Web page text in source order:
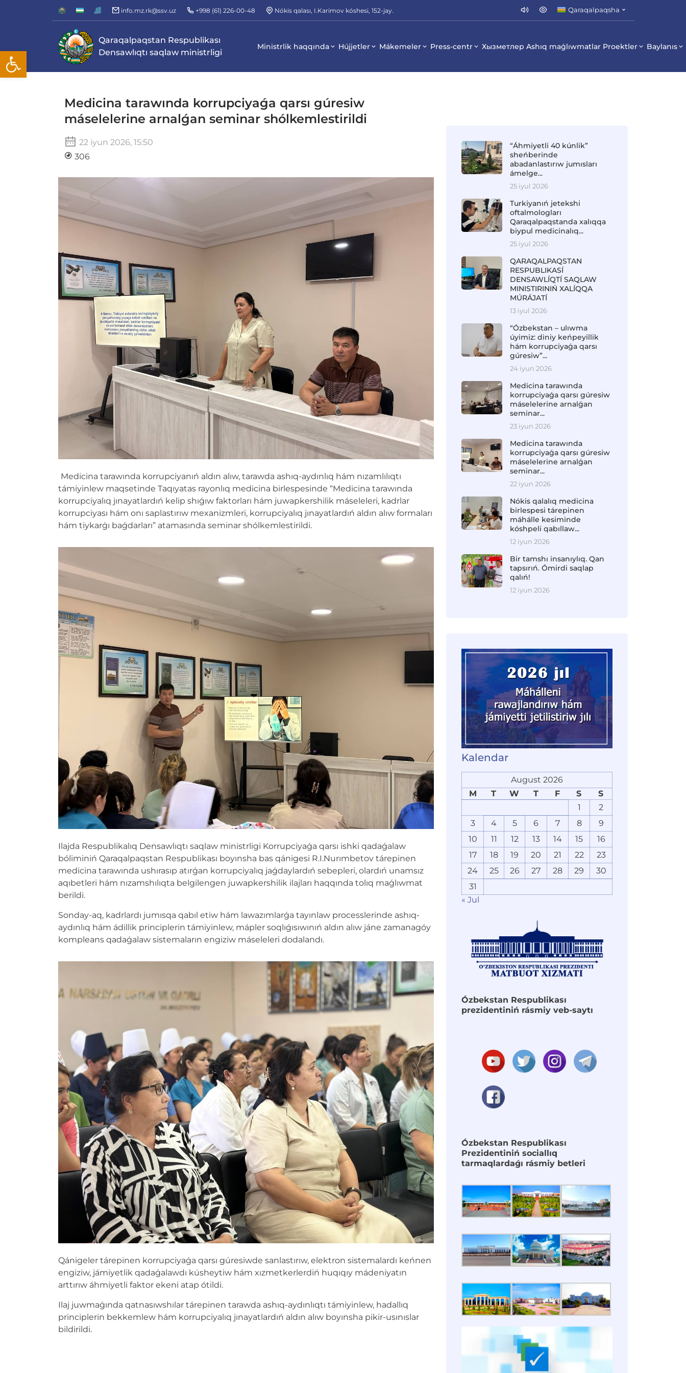
Open toolbar
info.mz.rk@ssv.uz +998 (61) 226-00-48 Nókis qalası, I.Karimov kóshesi, 152-jay. Qaraqalpaqsha
Qaraqalpaqstan Respublikası
Densawlıqtı saqlaw ministrligi
Ministrlik haqqında Hújjetler Mákemeler Press-centr Хызметлер Ashıq maǵlıwmatlar Proektler Baylanıs
Medicina tarawında korrupciyaǵa qarsı gúresiw
máselelerine arnalǵan seminar shólkemlestirildi
22 iyun 2026, 15:50
306
Medicina tarawında korrupciyanıń aldın alıw, tarawda ashıq-aydınlıq hám nızamlılıqtı
támiyinlew maqsetinde Taqıyatas rayonlıq medicina birlespesinde “Medicina tarawında
korrupciyalıq jınayatlardıń kelip shıǵıw faktorları hám juwapkershilik máseleleri, kadrlar
korrupciyası hám onı saplastırıw mexanizmleri, korrupciyalıq jınayatlardıń aldın alıw formaları
hám tiykarǵı baǵdarları” atamasında seminar shólkemlestirildi.
Ilajda Respublikalıq Densawlıqtı saqlaw ministrligi Korrupciyaǵa qarsı ishki qadaǵalaw
bóliminiń Qaraqalpaqstan Respublikası boyınsha bas qánigesi R.I.Nurımbetov tárepinen
medicina tarawında ushırasıp atırǵan korrupciyalıq jaǵdaylardıń sebepleri, olardıń unamsız
aqıbetleri hám nızamshılıqta belgilengen juwapkershilik ilajları haqqında tolıq maǵlıwmat
berildi.
Sonday-aq, kadrlardı jumısqa qabıl etiw hám lawazımlarǵa tayınlaw processlerinde ashıq-
aydınlıq hám ádillik principlerin támiyinlew, mápler soqlıǵısıwınıń aldın alıw jáne zamanagóy
kompleans qadaǵalaw sistemaların engiziw máseleleri dodalandı.
Qánigeler tárepinen korrupciyaǵa qarsı gúresiwde sanlastırıw, elektron sistemalardı keńnen
engiziw, jámiyetlik qadaǵalawdı kúsheytiw hám xızmetkerlerdiń huqıqıy mádeniyatın
arttırıw áhmiyetli faktor ekeni atap ótildi.
Ilaj juwmaǵında qatnasıwshılar tárepinen tarawda ashıq-aydınlıqtı támiyinlew, hadallıq
principlerin bekkemlew hám korrupciyalıq jınayatlardıń aldın alıw boyınsha pikir-usınıslar
bildirildi.
“Áhmiyetli 40 kúnlik”
sheńberinde
abadanlastırıw jumısları
ámelge...
25 iyul 2026
Turkiyanıń jetekshi
oftalmologları
Qaraqalpaqstanda xalıqqa
biypul medicinalıq...
25 iyul 2026
QARAQALPAQSTAN
RESPUBLIKASÍ
DENSAWLÍQTÍ SAQLAW
MINISTIRINIŃ XALÍQQA
MÚRÁJATÍ
13 iyul 2026
“Ózbekstan – ulıwma
úyimiz: diniy keńpeyillik
hám korrupciyaǵa qarsı
gúresiw”...
24 iyun 2026
Medicina tarawında
korrupciyaǵa qarsı gúresiw
máselelerine arnalǵan
seminar...
23 iyun 2026
Medicina tarawında
korrupciyaǵa qarsı gúresiw
máselelerine arnalǵan
seminar...
22 iyun 2026
Nókis qalalıq medicina
birlespesi tárepinen
máhálle kesiminde
kóshpeli qabıllaw...
12 iyun 2026
Bir tamshı insanıylıq. Qan
tapsırıń. Ómirdi saqlap
qalıń!
12 iyun 2026
Kalendar
August 2026
M
T W T F S
S
1
2
3
4 5 6 7 8
9
10
11 12 13 14 15
16
17
18 19 20 21 22
23
24
25 26 27 28 29
30
31
« Jul
Ózbekstan Respublikası
prezidentiniń rásmiy veb-saytı
Ózbekstan Respublikası
Prezidentiniń sociallıq
tarmaqlardaǵı rásmiy betleri